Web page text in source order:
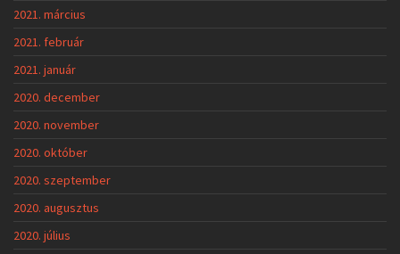
2021. március
2021. február
2021. január
2020. december
2020. november
2020. október
2020. szeptember
2020. augusztus
2020. július